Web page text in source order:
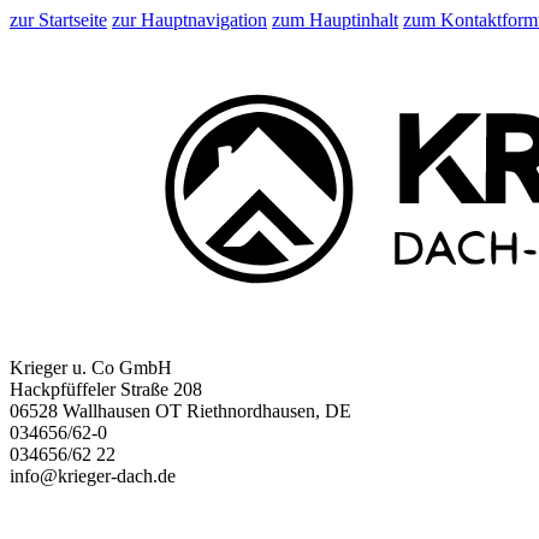
zur Startseite zur Hauptnavigation zum Hauptinhalt zum
Krieger u. Co GmbH
Hackpfüffeler Straße 208
06528 Wallhausen OT Riethnordhausen, DE
034656/62-0
034656/62 22
info@krieger-dach.de